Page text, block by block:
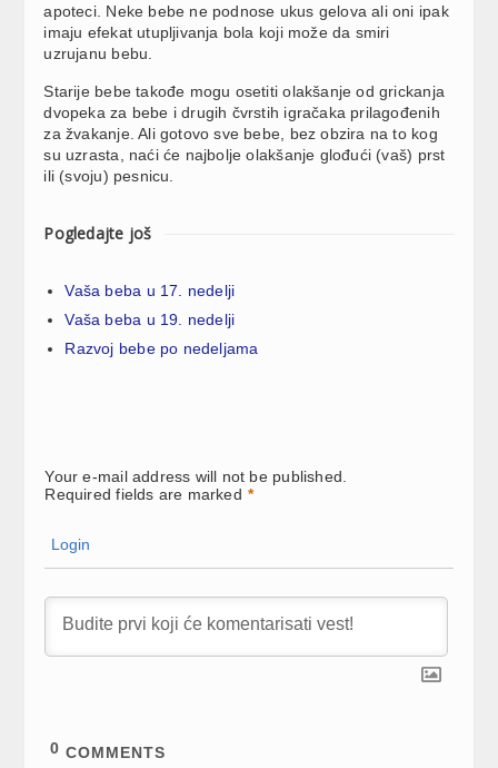
apoteci. Neke bebe ne podnose ukus gelova ali oni ipak
imaju efekat utupljivanja bola koji može da smiri
uzrujanu bebu.
Starije bebe takođe mogu osetiti olakšanje od grickanja
dvopeka za bebe i drugih čvrstih igračaka prilagođenih
za žvakanje. Ali gotovo sve bebe, bez obzira na to kog
su uzrasta, naći će najbolje olakšanje glođući (vaš) prst
ili (svoju) pesnicu.
Pogledajte još
Vaša beba u 17. nedelji
Vaša beba u 19. nedelji
Razvoj bebe po nedeljama
Your e-mail address will not be published.
Required fields are marked *
Login
0 COMMENTS